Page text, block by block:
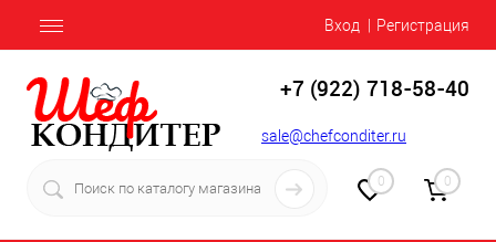
Вход Регистрация
+7 (922) 718-58-40
sale@chefconditer.ru
0 0